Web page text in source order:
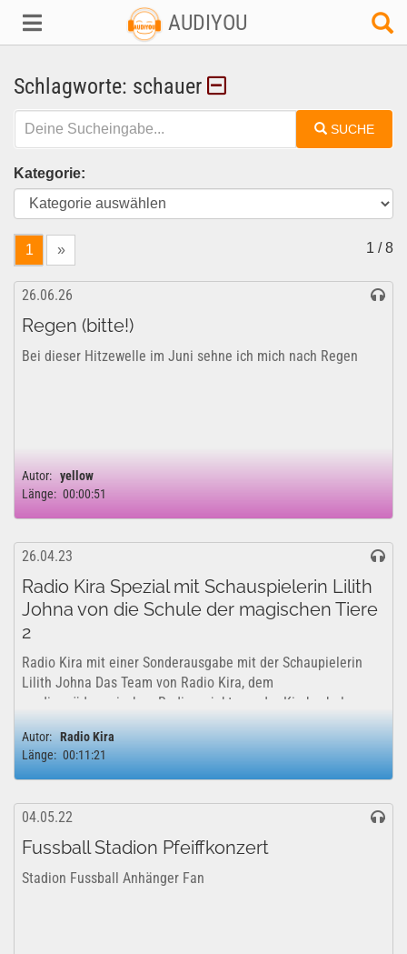
AUDIYOU
Schlagworte: schauer
SUCHE
Kategorie:
1 » 1 / 8
26.06.26
Regen (bitte!)
Bei dieser Hitzewelle im Juni sehne ich mich nach Regen
Autor: yellow
Länge: 00:00:51
26.04.23
Radio Kira Spezial mit Schauspielerin Lilith
Johna von die Schule der magischen Tiere
2
Radio Kira mit einer Sonderausgabe mit der Schaupielerin
Lilith Johna Das Team von Radio Kira, dem
medienpädagogischen Radioprojekt aus der Kirchschule
Papenburg, durfte ein ausführliches Interview mit der
Schauspielern Lilith Johna führen. ...
Autor: Radio Kira
Länge: 00:11:21
04.05.22
Fussball Stadion Pfeiffkonzert
Stadion Fussball Anhänger Fan